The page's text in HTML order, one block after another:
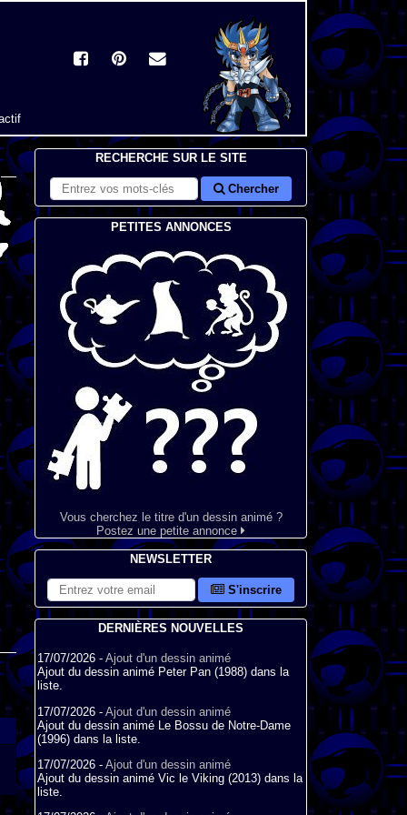
RECHERCHE SUR LE SITE
Chercher
PETITES ANNONCES
Vous cherchez le titre d'un dessin animé ?
Postez une petite annonce
NEWSLETTER
S'inscrire
DERNIÈRES NOUVELLES
17/07/2026 - Ajout d'un dessin animé
Ajout du dessin animé Peter Pan (1988) dans la
liste.
17/07/2026 - Ajout d'un dessin animé
Ajout du dessin animé Le Bossu de Notre-Dame
(1996) dans la liste.
17/07/2026 - Ajout d'un dessin animé
Ajout du dessin animé Vic le Viking (2013) dans la
liste.